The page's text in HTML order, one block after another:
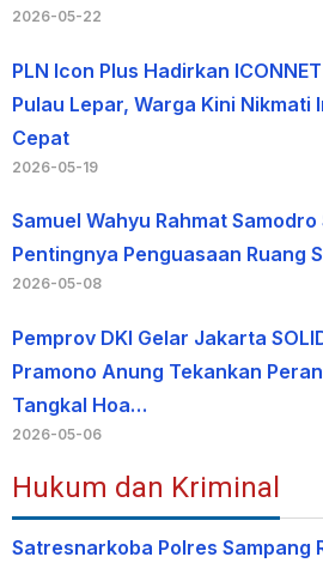
2026-05-22
PLN Icon Plus Hadirkan
Pulau Lepar, Warga Kini Nikmati
Cepat
2026-05-19
Samuel Wahyu Rahmat Samodro
Pentingnya Penguasaan Ruang
2026-05-08
Pemprov DKI Gelar Jakarta
Pramono Anung Tekankan
Tangkal Hoa…
2026-05-06
Hukum dan Kriminal
Satresnarkoba Polres Sampang